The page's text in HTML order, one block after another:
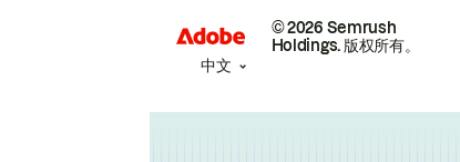
© 2026 Semrush
Holdings. 版权所有。
中文